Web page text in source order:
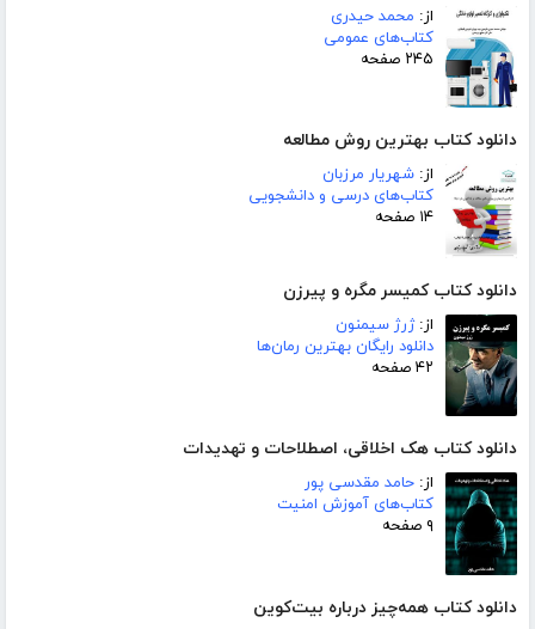
از: محمد حیدری
کتاب‌های عمومی
۲۴۵ صفحه
دانلود کتاب بهترین روش مطالعه
از: شهریار مرزبان
کتاب‌های درسی و دانشجویی
۱۴ صفحه
دانلود کتاب کمیسر مگره و پیرزن
از:ژرژ سیمنون
دانلود رایگان بهترین رمان‌ها
۴۲ صفحه
دانلود کتاب هک اخلاقی، اصطلاحات و تهدیدات
از: حامد مقدسی پور
کتاب‌های آموزش امنیت
۹ صفحه
دانلود کتاب همه‌چیز درباره بیت‌کوین